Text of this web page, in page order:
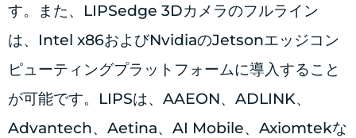
す。また、LIPSedge 3Dカメラのフルライン
は、Intel x86およびNvidiaのJetsonエッジコン
ピューティングプラットフォームに導入すること
が可能です。LIPSは、AAEON、ADLINK、
Advantech、Aetina、AI Mobile、Axiomtekな